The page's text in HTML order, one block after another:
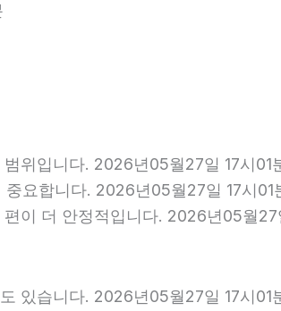
위입니다. 2026년05월27일 17시
요합니다. 2026년05월27일 17시
이 더 안정적입니다. 2026년05월27
있습니다. 2026년05월27일 17시